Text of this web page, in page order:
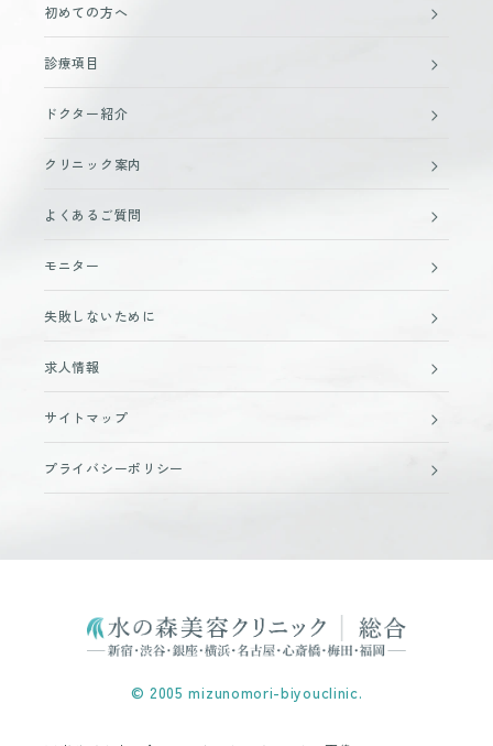
初めての方へ
診療項目
ドクター紹介
クリニック案内
よくあるご質問
モニター
失敗しないために
求人情報
サイトマップ
プライバシーポリシー
© 2005 mizunomori-biyouclinic.